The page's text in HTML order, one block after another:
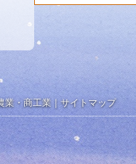
業・商工業 ｜ サイトマップ